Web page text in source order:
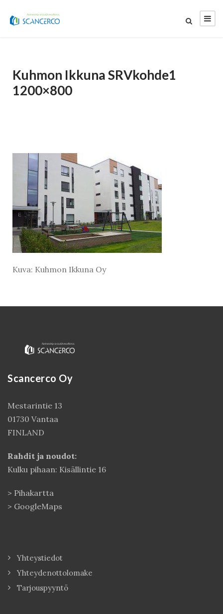
Kuhmon Ikkuna SRVkohde1
1200×800
Kuva: Kuhmon Ikkuna Oy
Scancerco Oy
Mestarintie 13
01730 Vantaa
FINLAND
Rahdit ja noudot:
Kulku pihaan: Kisällintie 16
> Pihakartta
> GoogleMaps
Yhteystiedot
Yhteydenottolomake
Tarjouspyyntö